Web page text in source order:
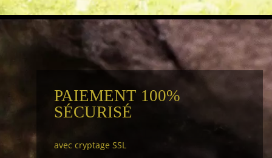
PAIEMENT 100%
SÉCURISÉ
avec cryptage SSL